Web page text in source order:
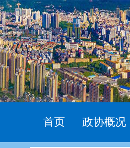
首页 政协概况